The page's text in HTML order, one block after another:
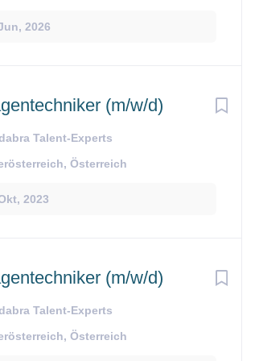
2026
(m/w/d)
Talent-Experts
Österreich
2023
(m/w/d)
Talent-Experts
Österreich